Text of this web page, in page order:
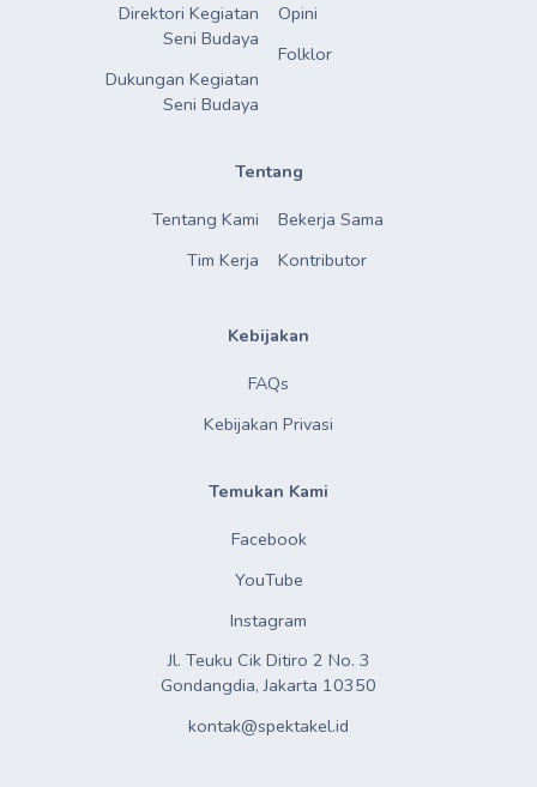
Direktori Kegiatan
Seni Budaya
Dukungan Kegiatan
Seni Budaya
Opini
Folklor
Tentang
Tentang Kami
Tim Kerja
Bekerja Sama
Kontributor
Kebijakan
FAQs
Kebijakan Privasi
Temukan Kami
Facebook
YouTube
Instagram
Jl. Teuku Cik Ditiro 2 No. 3
Gondangdia, Jakarta 10350
kontak@spektakel.id